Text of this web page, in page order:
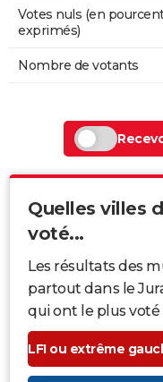
Votes nuls (en
exprimés)
Nombre de votants
Quelles villes
voté...
Les résultats des
partout dans le
qui ont le plus voté
LFI ou extrême